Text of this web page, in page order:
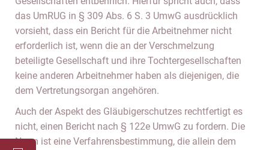
das UmRUG in § 309 Abs. 6 S. 3 UmwG ausdrücklich
vorsieht, dass ein Bericht für die Arbeitnehmer nicht
erforderlich ist, wenn die an der Verschmelzung
beteiligte Gesellschaft und ihre Tochtergesellschaften
keine anderen Arbeitnehmer haben als diejenigen, die
dem Vertretungsorgan angehören.
Auch der Aspekt des Gläubigerschutzes rechtfertigt es
nicht, einen Bericht nach § 122e UmwG zu fordern. Die
Norm ist eine Verfahrensbestimmung, die allein dem